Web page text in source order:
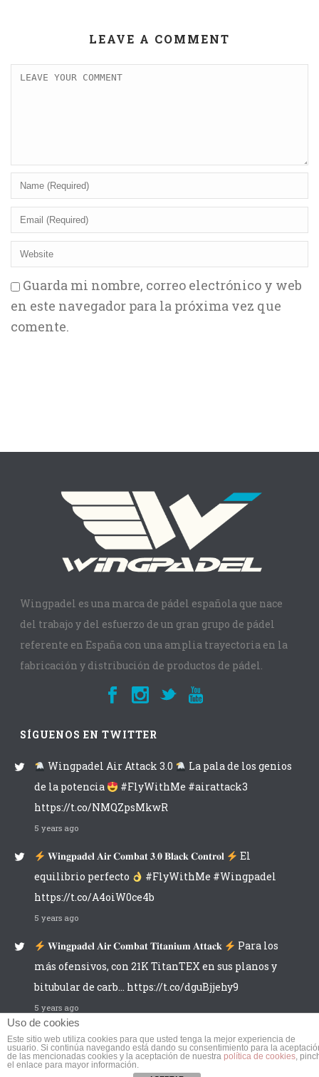
LEAVE A COMMENT
Guarda mi nombre, correo electrónico y web
en este navegador para la próxima vez que
comente.
Wingpadel es una marca de pádel española que nace
del trabajo y del esfuerzo de un gran grupo de pádel
referente en España con una amplia trayectoria en la
fabricación y distribución de productos de pádel.
SÍGUENOS EN TWITTER
Wingpadel Air Attack 3.0
La pala de los genios
de la potencia
#FlyWithMe #airattack3
https://t.co/NMQZpsMkwR
5 years ago
𝐖𝐢𝐧𝐠𝐩𝐚𝐝𝐞𝐥 𝐀𝐢𝐫 𝐂𝐨𝐦𝐛𝐚𝐭 𝟑.𝟎 𝐁𝐥𝐚𝐜𝐤 𝐂𝐨𝐧𝐭𝐫𝐨𝐥
El
equilibrio perfecto
#FlyWithMe #Wingpadel
https://t.co/A4oiW0ce4b
5 years ago
𝐖𝐢𝐧𝐠𝐩𝐚𝐝𝐞𝐥 𝐀𝐢𝐫 𝐂𝐨𝐦𝐛𝐚𝐭 𝐓𝐢𝐭𝐚𝐧𝐢𝐮𝐦 𝐀𝐭𝐭𝐚𝐜𝐤
Para los
más ofensivos, con 21K TitanTEX en sus planos y
bitubular de carb… https://t.co/dguBjjehy9
5 years ago
Uso de cookies
Este sitio web utiliza cookies para que usted tenga la mejor experiencia de
usuario. Si continúa navegando está dando su consentimiento para la
de las mencionadas cookies y la aceptación de nuestra política de cookies,
el enlace para mayor información.